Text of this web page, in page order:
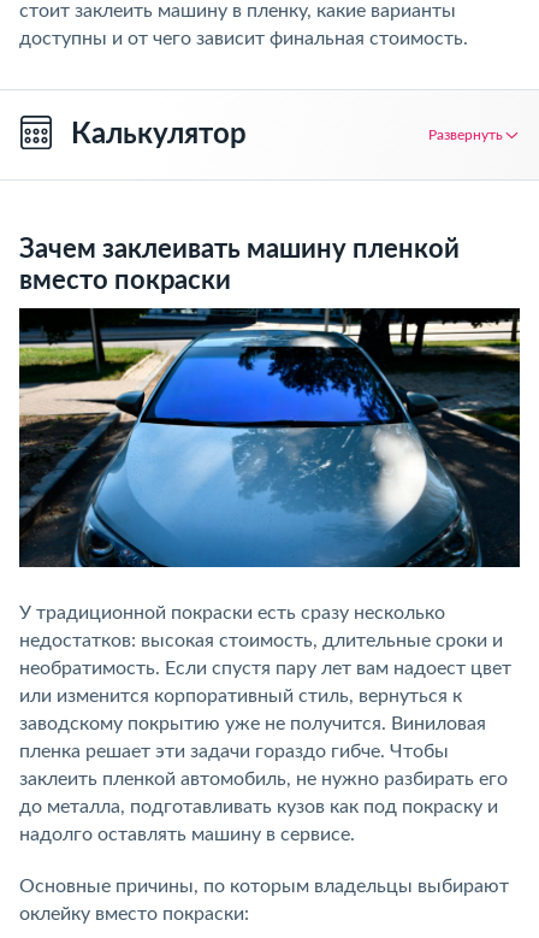
стоит заклеить машину в пленку, какие варианты
доступны и от чего зависит финальная стоимость.
Калькулятор Развернуть
Зачем заклеивать машину пленкой
вместо покраски
У традиционной покраски есть сразу несколько
недостатков: высокая стоимость, длительные сроки и
необратимость. Если спустя пару лет вам надоест цвет
или изменится корпоративный стиль, вернуться к
заводскому покрытию уже не получится. Виниловая
пленка решает эти задачи гораздо гибче. Чтобы
заклеить пленкой автомобиль, не нужно разбирать его
до металла, подготавливать кузов как под покраску и
надолго оставлять машину в сервисе.
Основные причины, по которым владельцы выбирают
оклейку вместо покраски: